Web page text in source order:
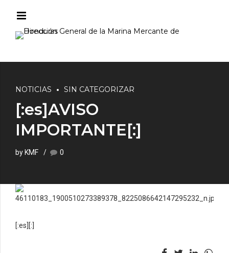
NOTICIAS SIN CATEGORIZAR
[:es]AVISO
IMPORTANTE[:]
by KMF 0
[:es] [:]